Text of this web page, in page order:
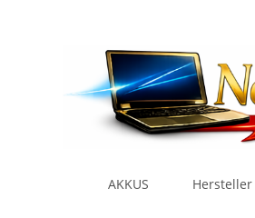
AKKUS Hersteller